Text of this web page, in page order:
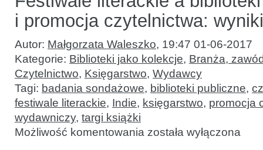
i promocja czytelnictwa:
Autor: Małgorzata Waleszko, 19:47 01-06-2017
Kategorie: Biblioteki jako kolekcje, Branża,
Czytelnictwo, Księgarstwo, Wydawcy
Tagi: badania sondażowe, biblioteki publiczne,
festiwale literackie, Indie, księgarstwo, promocja
wydawniczy, targi książki
Możliwość komentowania Festiwale
literackie
została wyłączona